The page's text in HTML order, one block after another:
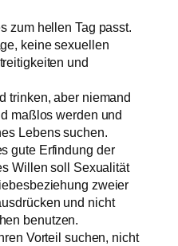
zum hellen Tag passt.
keine sexuellen
und
trinken, aber niemand
maßlos werden und
Lebens suchen.
gute Erfindung der
Willen soll Sexualität
zweier
und nicht
benutzen.
Vorteil suchen, nicht